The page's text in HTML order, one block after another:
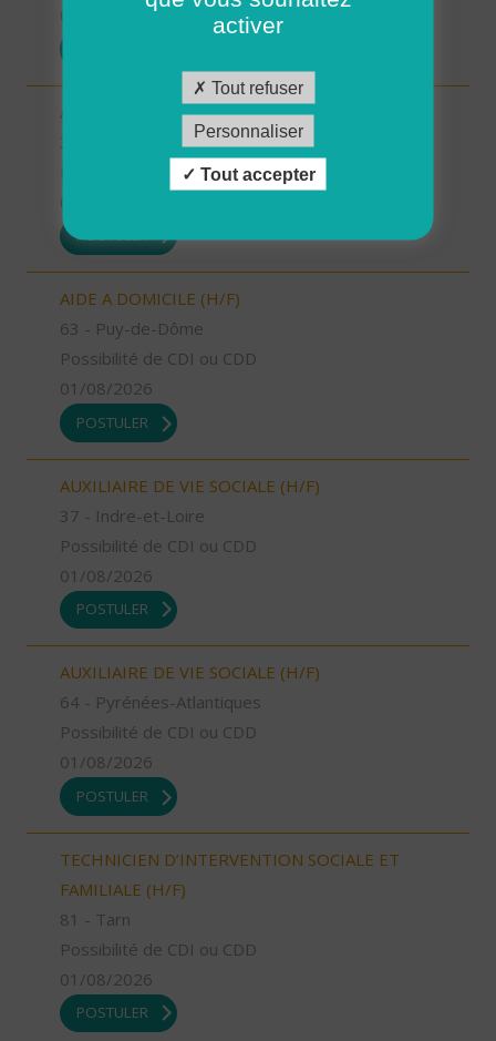
AIDE A DOMICILE (H/F)
Possibilité de CDI ou CDD
POSTULER
AIDE A DOMICILE (H/F)
63 - Puy-de-Dôme
Possibilité de CDI ou CDD
01/08/2026
POSTULER
AUXILIAIRE DE VIE SOCIALE (H/F)
37 - Indre-et-Loire
Possibilité de CDI ou CDD
01/08/2026
POSTULER
AUXILIAIRE DE VIE SOCIALE (H/F)
64 - Pyrénées-Atlantiques
Possibilité de CDI ou CDD
01/08/2026
POSTULER
TECHNICIEN D’INTERVENTION SOCIALE ET
FAMILIALE (H/F)
81 - Tarn
Possibilité de CDI ou CDD
01/08/2026
POSTULER
activer
Tout refuser
Personnaliser
Tout accepter